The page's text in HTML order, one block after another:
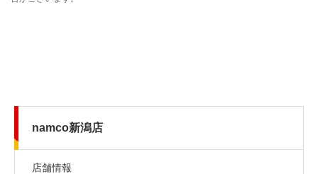
namco新潟店
店舗情報